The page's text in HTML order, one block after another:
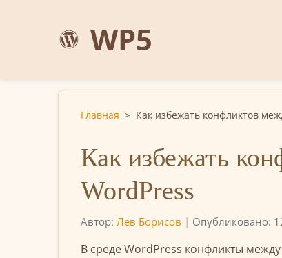
WP5
Главная > Как избежать конфликтов
Как избежать
WordPress
Автор: Лев Борисов | Опубликовано:
В среде WordPress конфликты